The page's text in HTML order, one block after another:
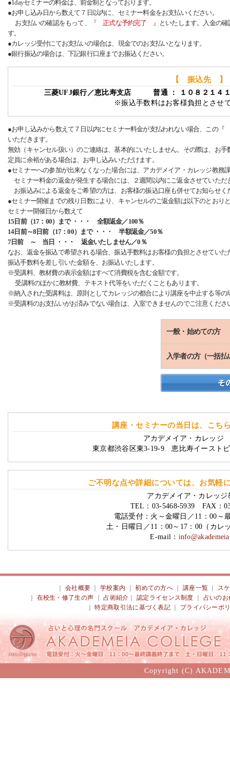
●1dayセミナーの料金は、前金制となっております。
●お申し込み日から数えて７日以内に、セミナー料金をお支払いください。
お支払いの確認をもって、
『 正式な予約完了 』 といたします。入金の
す。
●カレッジ受付にてお支払いの場合は、現金でのお支払いとなります。
●銀行振込の場合は、下記銀行口座までお振込ください。
【 振込先 】
三菱UFJ銀行／恵比寿支店 普通 ： １０８２１
※振込手数料はお客様負担とさせ
●お申し込みから数えて７日以内にセミナー料金が支払われない場合、この
いただきます。
無効（キャンセル扱い）のご連絡は、基本的にいたしません。その際は、お
定員に余裕がある場合は、お申し込みいただけます。
●セミナーへの参加が出来なくなった場合には、アカデメイア・カレッジ教務
セミナー料金の返金が発生する場合には、２週間以内にご返金させていただ
お振込みによる返金をご希望の方は、お客様の振込口座も併せてお知らせく
●セミナー開催までの残り日数により、キャンセルのご返金額は以下のとおり
セミナー開催日から数えて
15日前（17：00）まで ・・・ 全額返金／100％
14日前～8日前（17：00）まで ・・・ 半額返金／50％
7日前 ～ 当日 ・・・ 返金いたしません／0％
なお、返金を振込で希望される場合、振込手数料はお客様の負担とさせていた
振込手数料を差し引いた金額を、お振込いたします。
※受講料、教材費の表示金額はすべて消費税を含む金額です。
受講料のほかに教材費、テキスト代等をいただくこともあります。
※納入された受講料は、原則としてカレッジの都合により講座を中止する等
※受講料のお支払いがお済みでない場合は、入室できませんのでご注意くださ
一般・始めての方
入学者の方（一括払
講座・セミナーの当日は、こち
アカデメイア・カレッジ
東京都渋谷区東3-19-9 恵比寿イースト
ご不明な点や詳細については、お気軽
アカデメイア・カレッジ
TEL：03-5468-5939 FAX：
電話受付：火～金曜日／11：00～
土・日曜日／11：00～17：00（カレ
E-mail：
会社概要 ｜学校案内 ｜初めての方へ 講座一覧
ス
在校生・修了生の声 ｜占術紹介 ｜認定ライセンス制度
占いのお
｜特定商取引法に基づく表記 プライバシーポ
Copyright (C)